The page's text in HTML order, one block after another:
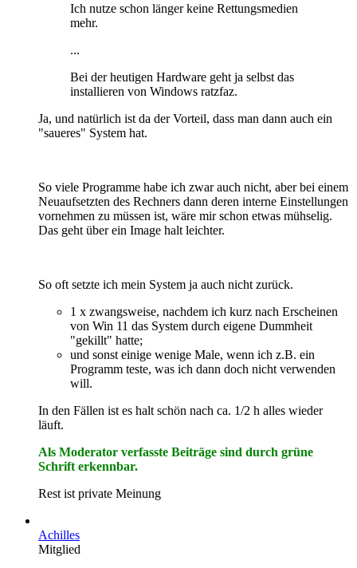
Ich nutze schon länger keine Rettungsmedien
mehr.
...
Bei der heutigen Hardware geht ja selbst das
installieren von Windows ratzfaz.
Ja, und natürlich ist da der Vorteil, dass man dann auch ein
"saueres" System hat.
So viele Programme habe ich zwar auch nicht, aber bei einem
Neuaufsetzten des Rechners dann deren interne Einstellungen
vornehmen zu müssen ist, wäre mir schon etwas mühselig.
Das geht über ein Image halt leichter.
So oft setzte ich mein System ja auch nicht zurück.
1 x zwangsweise, nachdem ich kurz nach Erscheinen
von Win 11 das System durch eigene Dummheit
"gekillt" hatte;
und sonst einige wenige Male, wenn ich z.B. ein
Programm teste, was ich dann doch nicht verwenden
will.
In den Fällen ist es halt schön nach ca. 1/2 h alles wieder
läuft.
Als Moderator verfasste Beiträge sind durch grüne
Schrift erkennbar.
Rest ist private Meinung
Achilles
Mitglied